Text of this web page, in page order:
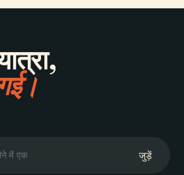
जुड़ें